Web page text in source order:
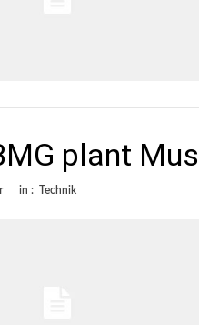
plant
in : Technik